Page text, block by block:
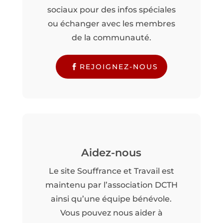
sociaux pour des infos spéciales
ou échanger avec les membres
de la communauté.
REJOIGNEZ-NOUS
Aidez-nous
Le site Souffrance et Travail est
maintenu par l’association DCTH
ainsi qu’une équipe bénévole.
Vous pouvez nous aider à